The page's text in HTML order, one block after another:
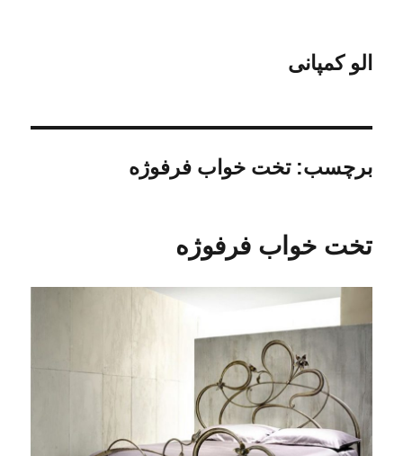
الو کمپانی
برچسب:تخت خواب فرفوژه
تخت خواب فرفوژه